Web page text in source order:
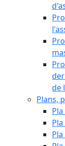
de
Plans,